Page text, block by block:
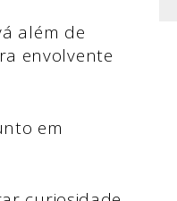
além de
envolvente
em